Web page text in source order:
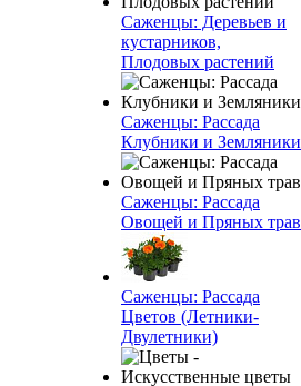
Саженцы: Деревьев и
кустарников,
Плодовых растений
Саженцы: Рассада
Клубники и Земляники
Саженцы: Рассада
Овощей и Пряных трав
Саженцы: Рассада
Цветов (Летники-
Двулетники)